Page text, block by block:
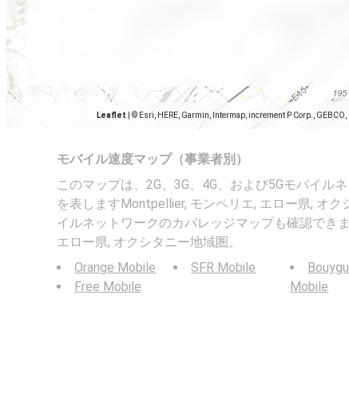
Leaflet © Esri, HERE, Garmin, Intermap, increment P Corp.,
モバイル速度マップ（事業者別）
このマップは、2G、3G、4G、および5Gモバイル
を表しますMontpellier, モンペリエ, エロー県, オ
イルネットワークのカバレッジマップも確認でき
エロー県, オクシタニー地域圏。
Orange Mobile
Free Mobile
SFR Mobile
Mobile